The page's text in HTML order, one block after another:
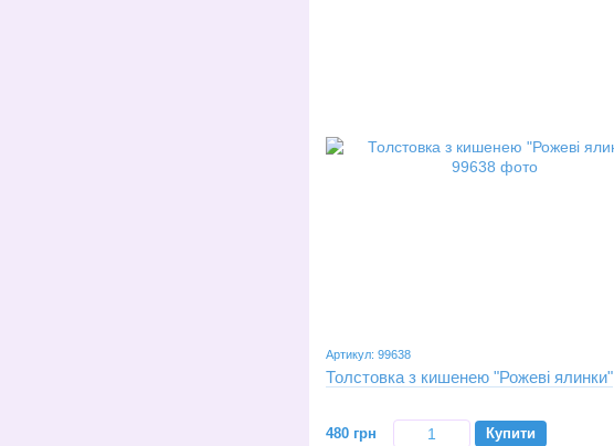
Артикул: 99638
Толстовка з кишенею "Рожеві ялинки"
480 грн
Купити